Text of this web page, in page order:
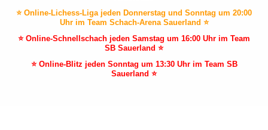
⭐ Online-Lichess-Liga jeden Donnerstag und Sonntag um 20:00
Uhr im Team Schach-Arena Sauerland ⭐
⭐ Online-Schnellschach jeden Samstag um 16:00 Uhr im Team
SB Sauerland ⭐
⭐ Online-Blitz jeden Sonntag um 13:30 Uhr im Team SB
Sauerland ⭐